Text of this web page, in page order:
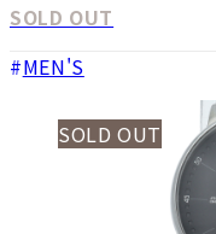
SOLD OUT
MEN'S
SOLD OUT